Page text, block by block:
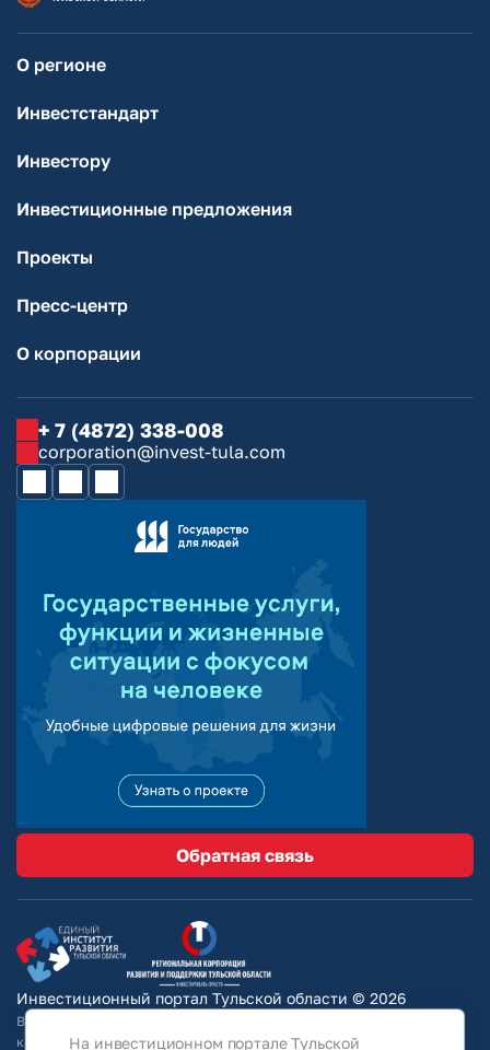
О регионе
Инвестстандарт
Инвестору
Инвестиционные предложения
Проекты
Пресс-центр
О корпорации
+ 7 (4872) 338-008
corporation@invest-tula.com
Обратная связь
Инвестиционный портал Тульской области © 2026
Вся информация на сайте носит ознакомительный характер и ни при
каких условиях не является публичной офертой, определяемой
На инвестиционном портале Тульской